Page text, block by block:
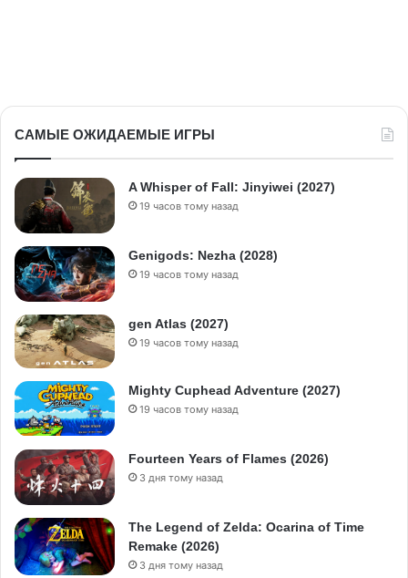
САМЫЕ ОЖИДАЕМЫЕ ИГРЫ
A Whisper of Fall: Jinyiwei (2027)
19 часов тому назад
Genigods: Nezha (2028)
19 часов тому назад
gen Atlas (2027)
19 часов тому назад
Mighty Cuphead Adventure (2027)
19 часов тому назад
Fourteen Years of Flames (2026)
3 дня тому назад
The Legend of Zelda: Ocarina of Time
Remake (2026)
3 дня тому назад